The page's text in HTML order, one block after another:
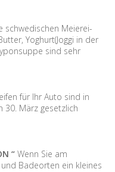
schwedischen Meierei-
Yoghurt(Joggi in der
sind sehr
für Ihr Auto sind in
30. März gesetzlich
“ Wenn Sie am
Badeorten ein kleines